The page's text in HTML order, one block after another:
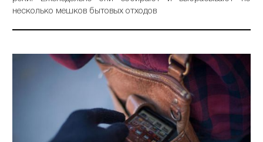
несколько мешков бытовых отходов